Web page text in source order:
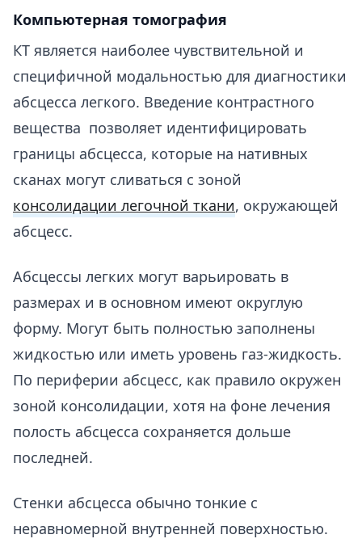
Компьютерная томография
КТ является наиболее чувствительной и
специфичной модальностью для диагностики
абсцесса легкого. Введение контрастного
вещества позволяет идентифицировать
границы абсцесса, которые на нативных
сканах могут сливаться с зоной
консолидации легочной ткани, окружающей
абсцесс.
Абсцессы легких могут варьировать в
размерах и в основном имеют округлую
форму. Могут быть полностью заполнены
жидкостью или иметь уровень газ-жидкость.
По периферии абсцесс, как правило окружен
зоной консолидации, хотя на фоне лечения
полость абсцесса сохраняется дольше
последней.
Стенки абсцесса обычно тонкие с
неравномерной внутренней поверхностью.